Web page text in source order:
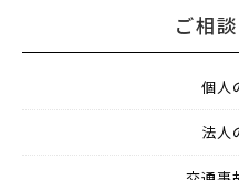
ご相
個人
法人